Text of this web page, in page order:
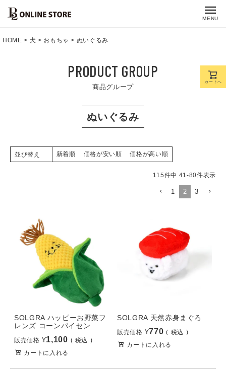
MENU
HOME 犬 おもちゃ ぬいぐるみ
PRODUCT GROUP
商品グループ
ぬいぐるみ
並び替え 新着順 価格が安い順 価格が高い順
115件中 41-80件表示
1 2 3
SOLGRA ハッピーお野菜フ
レンズ コーンパイセン
販売価格 ¥1,100
税込
カートに入れる
SOLGRA 天然赤身まぐろ
販売価格 ¥770
税込
カートに入れる
カートへ